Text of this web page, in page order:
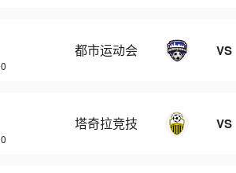
都市运动会 VS
塔奇拉竞技 VS